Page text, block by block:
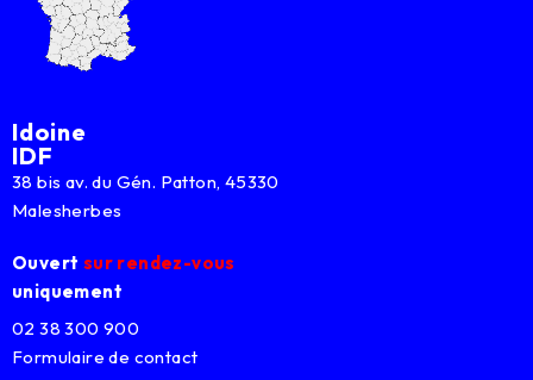
Idoine
IDF
38 bis av. du Gén. Patton, 45330
Malesherbes
Ouvert sur rendez-vous
uniquement
02 38 300 900
Formulaire de contact